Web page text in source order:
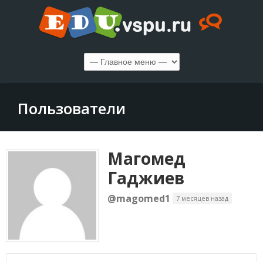
Пользователи
Магомед
Гаджиев
@magomed1 7 месяцев назад